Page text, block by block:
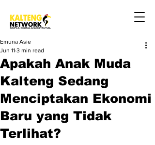
Apakah Anak Muda
Kalteng Sedang
Menciptakan Ekonomi
Baru yang Tidak
Terlihat?
Emuna Asie
Jun 11 3 min read